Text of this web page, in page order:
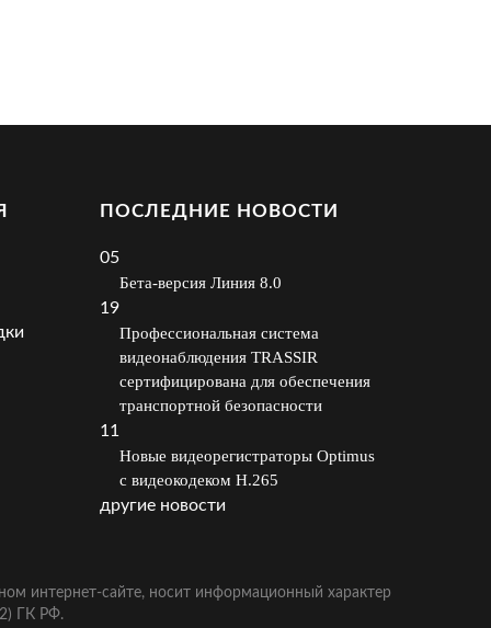
ПОСЛЕДНИЕ НОВОСТИ
05
Бета-версия Линия 8.0
19
Профессиональная система
видеонаблюдения TRASSIR
сертифицирована для обеспечения
транспортной безопасности
11
Новые видеорегистраторы Optimus
с видеокодеком H.265
другие новости
интернет-сайте, носит информационный характер
ГК РФ.